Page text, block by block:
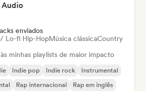
enviados
Lo-fi Hip-HopMúsica clássicaCountry
minhas playlists de maior impacto
Indie pop Indie rock
Instrumental
Rap internacional Rap em inglês